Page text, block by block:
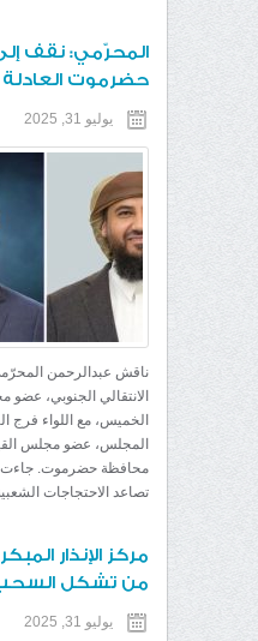
المحرّمي: نقف
حضرموت العادلة
يوليو 31, 2025
ناقش عبدالرحمن
الانتقالي الجنوبي، عضو
الخميس، مع اللواء فرج
المجلس، عضو مجلس
محافظة حضرموت. جاءت
تصاعد الاحتجاجات
مركز الإنذار
من تشكل السحب
يوليو 31, 2025